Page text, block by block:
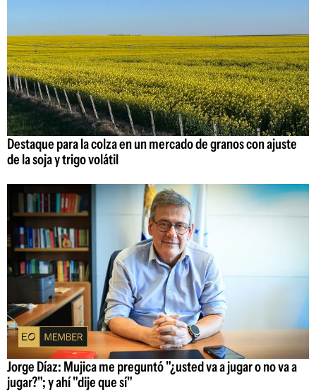
Destaque para la colza en un mercado de granos con ajuste
de la soja y trigo volátil
Jorge Díaz: Mujica me preguntó "¿usted va a jugar o no va a
jugar?"; y ahí "dije que sí"